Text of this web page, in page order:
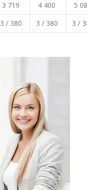
3 719 4 400
5
3 / 380 3 / 380 3 /